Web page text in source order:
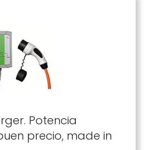
Potencia
precio, made in